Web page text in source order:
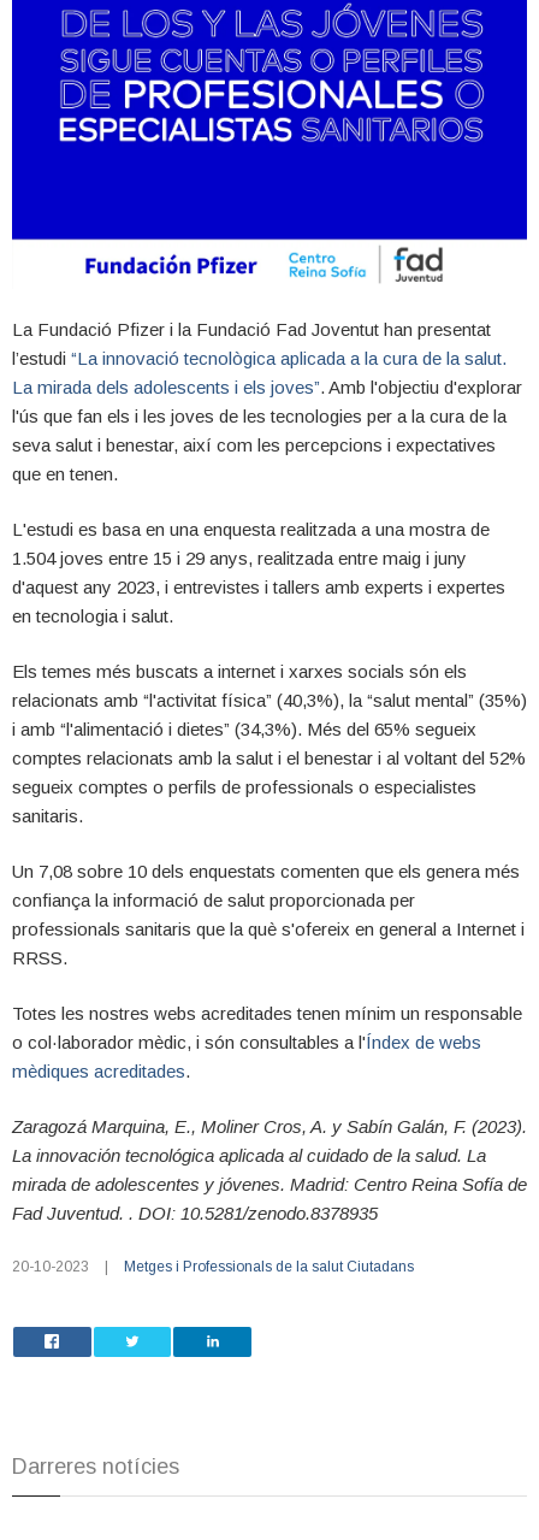
La Fundació Pfizer i la Fundació Fad Joventut han presentat
l’estudi “La innovació tecnològica aplicada a la cura de la salut.
La mirada dels adolescents i els joves”. Amb l'objectiu d'explorar
l'ús que fan els i les joves de les tecnologies per a la cura de la
seva salut i benestar, així com les percepcions i expectatives
que en tenen.
L'estudi es basa en una enquesta realitzada a una mostra de
1.504 joves entre 15 i 29 anys, realitzada entre maig i juny
d'aquest any 2023, i entrevistes i tallers amb experts i expertes
en tecnologia i salut.
Els temes més buscats a internet i xarxes socials són els
relacionats amb “l'activitat física” (40,3%), la “salut mental” (35%)
i amb “l'alimentació i dietes” (34,3%). Més del 65% segueix
comptes relacionats amb la salut i el benestar i al voltant del 52%
segueix comptes o perfils de professionals o especialistes
sanitaris.
Un 7,08 sobre 10 dels enquestats comenten que els genera més
confiança la informació de salut proporcionada per
professionals sanitaris que la què s'ofereix en general a Internet i
RRSS.
Totes les nostres webs acreditades tenen mínim un responsable
o col·laborador mèdic, i són consultables a l'Índex de webs
mèdiques acreditades.
Zaragozá Marquina, E., Moliner Cros, A. y Sabín Galán, F. (2023).
La innovación tecnológica aplicada al cuidado de la salud. La
mirada de adolescentes y jóvenes. Madrid: Centro Reina Sofía de
Fad Juventud. . DOI: 10.5281/zenodo.8378935
20-10-2023 Metges i Professionals de la salut Ciutadans
Darreres notícies